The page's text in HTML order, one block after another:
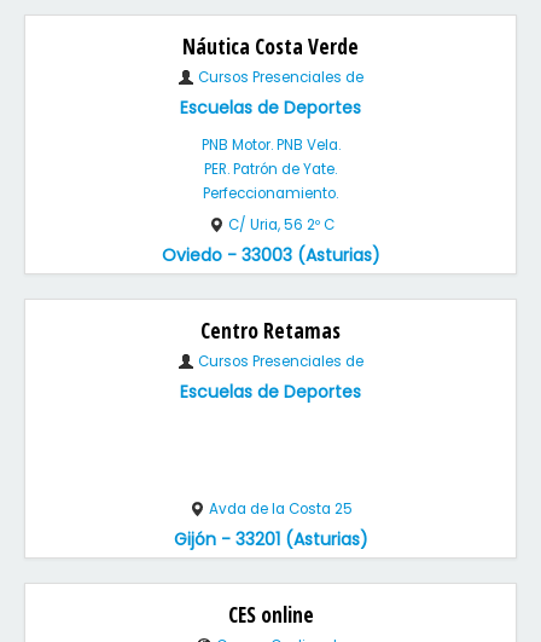
Náutica Costa Verde
Cursos Presenciales de
Escuelas de Deportes
PNB Motor. PNB Vela.
PER. Patrón de Yate.
Perfeccionamiento.
C/ Uria, 56 2º C
Oviedo - 33003 (Asturias)
Centro Retamas
Cursos Presenciales de
Escuelas de Deportes
Avda de la Costa 25
Gijón - 33201 (Asturias)
CES online